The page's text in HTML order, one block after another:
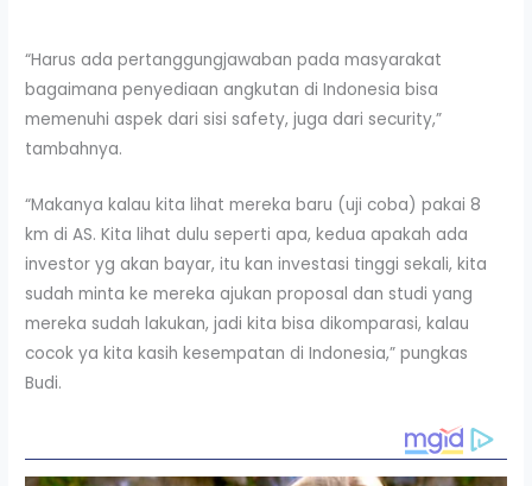
“Harus ada pertanggungjawaban pada masyarakat
bagaimana penyediaan angkutan di Indonesia bisa
memenuhi aspek dari sisi safety, juga dari security,”
tambahnya.
“Makanya kalau kita lihat mereka baru (uji coba) pakai 8
km di AS. Kita lihat dulu seperti apa, kedua apakah ada
investor yg akan bayar, itu kan investasi tinggi sekali, kita
sudah minta ke mereka ajukan proposal dan studi yang
mereka sudah lakukan, jadi kita bisa dikomparasi, kalau
cocok ya kita kasih kesempatan di Indonesia,” pungkas
Budi.